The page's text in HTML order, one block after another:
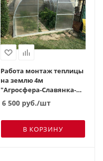
Работа монтаж теплицы
на землю 4м
"Агросфера-Славянка-
Двойная дуга" (ш
6 500 руб./шт
В КОРЗИНУ